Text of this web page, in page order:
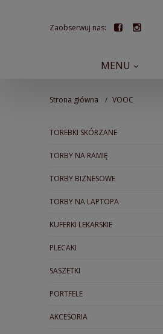
Zaobserwuj nas:
MENU
Strona główna VOOC
TOREBKI SKÓRZANE
TORBY NA RAMIĘ
TORBY BIZNESOWE
TORBY NA LAPTOPA
KUFERKI LEKARSKIE
PLECAKI
SASZETKI
PORTFELE
AKCESORIA